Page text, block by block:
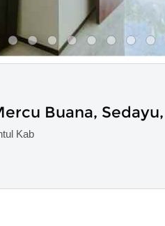
Buana,
Kab